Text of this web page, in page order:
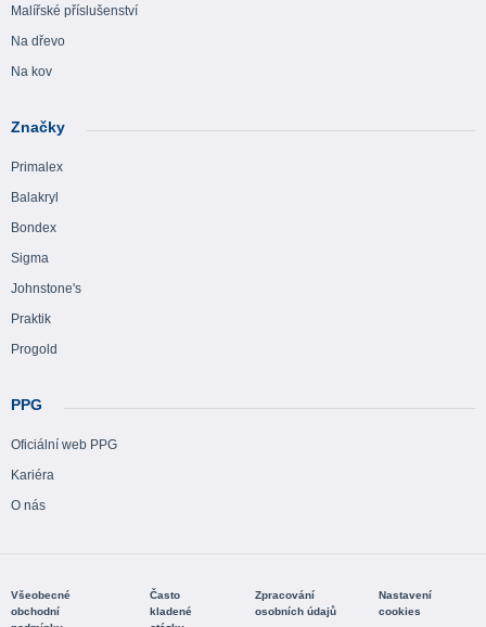
Malířské příslušenství
Na dřevo
Na kov
Značky
Primalex
Balakryl
Bondex
Sigma
Johnstone's
Praktik
Progold
PPG
Oficiální web PPG
Kariéra
O nás
Všeobecné
obchodní
Často
kladené
Zpracování
osobních údajů
Nastavení
cookies